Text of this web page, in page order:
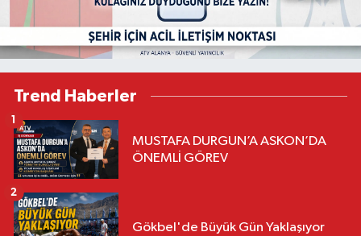
Trend Haberler
MUSTAFA DURGUN’A ASKON’DA
ÖNEMLİ GÖREV
1
Gökbel'de Büyük Gün Yaklaşıyor
2